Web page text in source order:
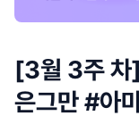
[3월 3주 차
은그만 #아